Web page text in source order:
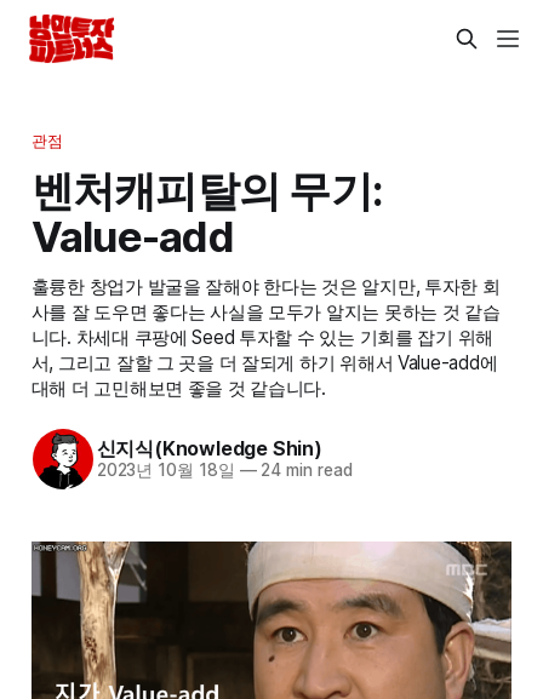
관점
벤처캐피탈의 무기:
Value-add
훌륭한 창업가 발굴을 잘해야 한다는 것은 알지만, 투자한 회
사를 잘 도우면 좋다는 사실을 모두가 알지는 못하는 것 같습
니다. 차세대 쿠팡에 Seed 투자할 수 있는 기회를 잡기 위해
서, 그리고 잘할 그 곳을 더 잘되게 하기 위해서 Value-add에
대해 더 고민해보면 좋을 것 같습니다.
신지식(Knowledge Shin)
2023년 10월 18일 —24 min read